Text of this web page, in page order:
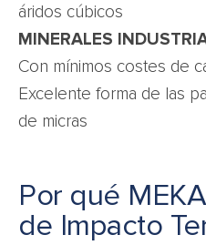
áridos cúbicos
MINERALES
Con mínimos costes de
Excelente forma de las
de micras
Por qué
de Impacto